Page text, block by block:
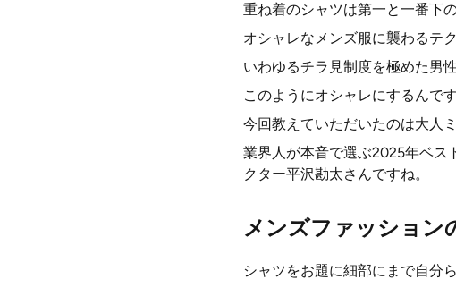
重ね着のシャツは第一と一番下
オシャレなメンズ服に襲わるテ
いわゆるチラ見制度を極めた男性
このようにオシャレにするんで
今回教えていただいたのは大人
業界人が本音で選ぶ2025年ベス
クター平沢勘太さんですね。
メンズファッション
シャツをお題に細部にまで自分